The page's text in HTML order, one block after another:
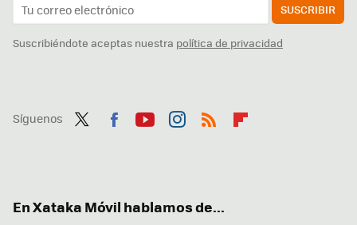
SUSCRIBIR
Suscribiéndote aceptas nuestra política de privacidad
Síguenos
En Xataka Móvil hablamos de...